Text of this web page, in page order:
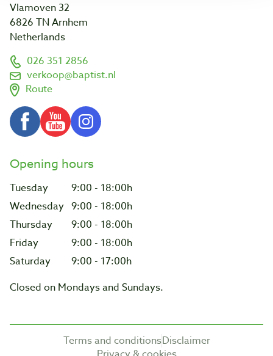
Vlamoven 32
6826 TN Arnhem
Netherlands
026 351 2856
verkoop@baptist.nl
Route
Opening hours
Tuesday
9:00 - 18:00h
Wednesday 9:00 - 18:00h
Thursday
9:00 - 18:00h
Friday
9:00 - 18:00h
Saturday
9:00 - 17:00h
Closed on Mondays and Sundays.
Terms and conditionsDisclaimer